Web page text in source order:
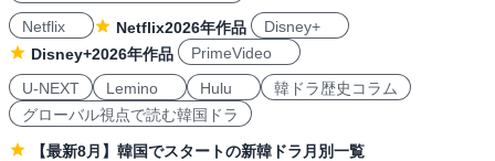
Netflix
Netflix2026年作品
Disney+
Disney+2026年作品
PrimeVideo
U-NEXT
Lemino Hulu
韓ドラ歴史コラム
グローバル視点で読む韓国ドラ
【最新8月】韓国でスタートの新韓ドラ月別一覧